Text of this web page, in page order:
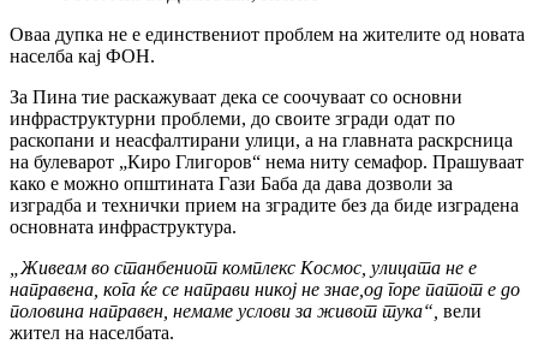
Оваа дупка не е единствениот проблем на жителите од новата
населба кај ФОН.
За Пина тие раскажуваат дека се соочуваат со основни
инфраструктурни проблеми, до своите згради одат по
раскопани и неасфалтирани улици, а на главната раскрсница
на булеварот „Киро Глигоров“ нема ниту семафор. Прашуваат
како е можно општината Гази Баба да дава дозволи за
изградба и технички прием на зградите без да биде изградена
основната инфраструктура.
„Живеам во станбениот комплекс Космос, улицата не е
направена, кога ќе се направи никој не знае,од горе патот е до
половина направен, немаме услови за живот тука“, вели
жител на населбата.